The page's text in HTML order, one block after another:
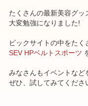
たくさんの最新美容グッ
大変勉強になりました!
ビックサイトの中をたく
SEV HPベルトスポーツ
みなさんもイベントなど
ぜひ、試してみてくださ